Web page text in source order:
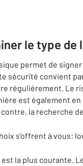
le type de
permet de
sécurité convient
régulièrement. Le
est également
la recherche
s'offrent à vous:
la plus courante.